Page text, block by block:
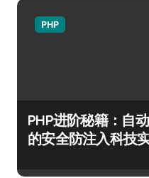
PHP
PHP进阶秘籍：自
的安全防注入科技